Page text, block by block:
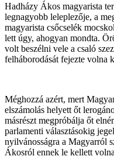
Hadházy Ákos magyarista
legnagyobb leleplezője, a
magyarista csőcselék
lett úgy, ahogyan mondta.
volt beszélni vele a csaló
felháborodását fejezte volna
Méghozzá azért, mert
elszámolás helyett őt
másrészt megpróbálja őt
parlamenti választásokig
nyilvánosságra a Magyarról
Ákosról ennek le kellett